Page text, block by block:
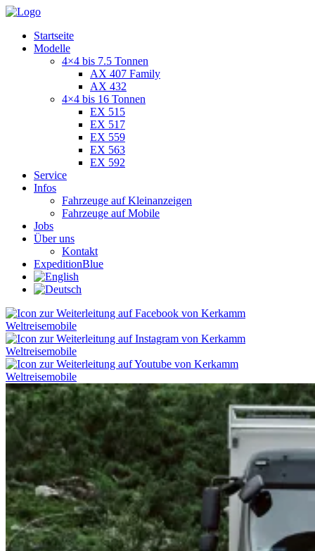
Startseite
Modelle
4×4 bis 7.5 Tonnen
AX 407 Family
AX 432
4×4 bis 16 Tonnen
EX 515
EX 517
EX 559
EX 563
EX 592
Service
Infos
Fahrzeuge auf Kleinanzeigen
Fahrzeuge auf Mobile
Jobs
Über uns
Kontakt
ExpeditionBlue